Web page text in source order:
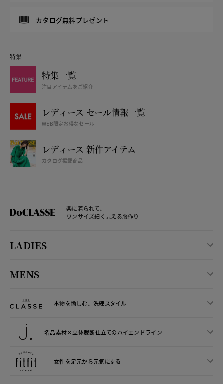
カタログ無料プレゼント
特集
特集一覧
注目アイテムをご紹介
レディース セール情報一覧
WEB限定お得なセール
レディース 新作アイテム
カタログ掲載商品
楽に着られて、
ワンサイズ細く見える服作り
LADIES
MENS
本物を愉しむ、洗練スタイル
名品素材×立体裁断仕立てのハイエンドライン
女性を足元から元気にする